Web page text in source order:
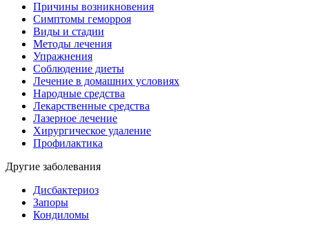
Причины возникновения
Симптомы геморроя
Виды и стадии
Методы лечения
Упражнения
Соблюдение диеты
Лечение в домашних условиях
Народные средства
Лекарственные средства
Лазерное лечение
Хирургическое удаление
Профилактика
Другие заболевания
Дисбактериоз
Запоры
Кондиломы